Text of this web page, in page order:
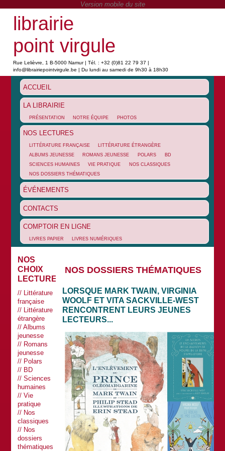
librairie
point virgule
Rue Lelièvre, 1 B-5000 Namur | Tél. : +32 (0)81 22 79 37 |
info@librairiepointvirgule.be | Du lundi au samedi de 9h30 à 18h30
ACCUEIL
LA LIBRAIRIE
PRÉSENTATION NOTRE ÉQUIPE PHOTOS
NOS LECTURES
LITTÉRATURE FRANÇAISE
LITTÉRATURE ÉTRANGÈRE
ALBUMS JEUNESSE
ROMANS JEUNESSE POLARS
BD
SCIENCES HUMAINES
VIE PRATIQUE
NOS CLASSIQUES
NOS DOSSIERS THÉMATIQUES
ÉVÉNEMENTS
CONTACTS
COMPTOIR EN LIGNE
LIVRES PAPIER LIVRES NUMÉRIQUES
NOS
CHOIX
LECTURES
Littérature
française
Littérature
étrangère
Albums
jeunesse
Romans
jeunesse
Polars
BD
Sciences
humaines
Vie
pratique
Nos
classiques
Nos
dossiers
thématiques
NOS DOSSIERS THÉMATIQUES
LORSQUE MARK TWAIN, VIRGINIA
WOOLF ET VITA SACKVILLE-WEST
RENCONTRENT LEURS JEUNES
LECTEURS...